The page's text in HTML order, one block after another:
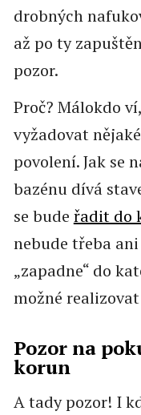
drobných
až po ty
pozor.
Proč? Málokdo
vyžadovat
povolení. Jak se
bazénu dívá
se bude řadit do
nebude třeba
„zapadne“ do
možné
Pozor na
korun
A tady pozor! I